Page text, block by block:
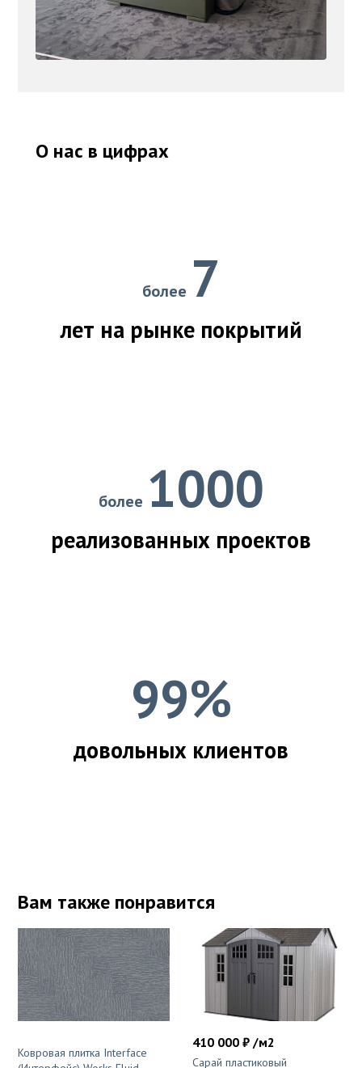
О нас в цифрах
более 7
лет на рынке покрытий
более 1000
реализованных проектов
99%
довольных клиентов
Вам также понравится
Ковровая плитка Interface
410 000 ₽ /м2
Сарай пластиковый